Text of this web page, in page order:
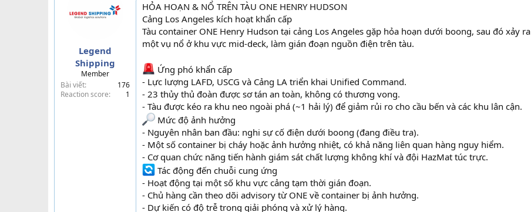
Legend
Shipping
Member
Bài viết
176
Reaction score
1
HỎA HOẠN & NỔ TRÊN TÀU ONE HENRY HUDSON
Cảng Los Angeles kích hoạt khẩn cấp
Tàu container ONE Henry Hudson tại cảng Los Angeles gặp hỏa hoạn dưới boong, sau đó xảy ra
một vụ nổ ở khu vực mid-deck, làm gián đoạn nguồn điện trên tàu.
Ứng phó khẩn cấp
- Lực lượng LAFD, USCG và Cảng LA triển khai Unified Command.
- 23 thủy thủ đoàn được sơ tán an toàn, không có thương vong.
- Tàu được kéo ra khu neo ngoài phá (~1 hải lý) để giảm rủi ro cho cầu bến và các khu lân cận.
Mức độ ảnh hưởng
- Nguyên nhân ban đầu: nghi sự cố điện dưới boong (đang điều tra).
- Một số container bị cháy hoặc ảnh hưởng nhiệt, có khả năng liên quan hàng nguy hiểm.
- Cơ quan chức năng tiến hành giám sát chất lượng không khí và đội HazMat túc trực.
Tác động đến chuỗi cung ứng
- Hoạt động tại một số khu vực cảng tạm thời gián đoạn.
- Chủ hàng cần theo dõi advisory từ ONE về container bị ảnh hưởng.
- Dự kiến có độ trễ trong giải phóng và xử lý hàng.